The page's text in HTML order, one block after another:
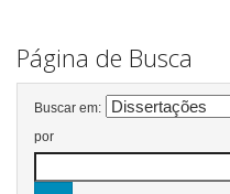
Página de Busca
Buscar em:
por